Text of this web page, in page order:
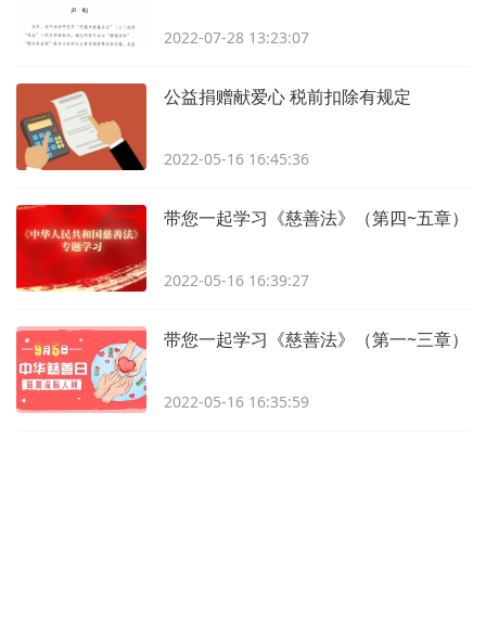
2022-07-28 13:23:07
公益捐赠献爱心 税前扣除有规定
2022-05-16 16:45:36
带您一起学习《慈善法》（第四~五章）
2022-05-16 16:39:27
带您一起学习《慈善法》（第一~三章）
2022-05-16 16:35:59